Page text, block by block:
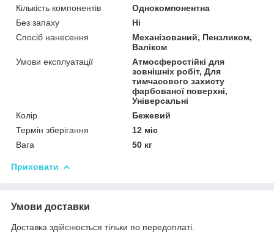
Кількість компонентів
Однокомпонентна
Без запаху
Ні
Спосіб нанесення
Механізований, Пензликом,
Валіком
Умови експлуатації
Атмосферостійкі для
зовнішніх робіт, Для
тимчасового захисту
фарбованої поверхні,
Універсальні
Колір
Бежевий
Термін зберігання
12 міс
Вага
50 кг
Приховати
Умови доставки
Доставка здійснюється тільки по передоплаті.